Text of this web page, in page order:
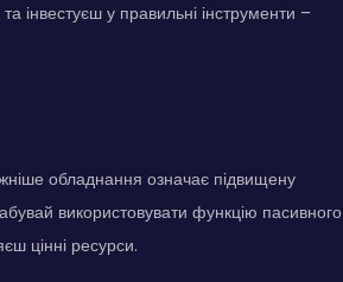
інвестуєш у правильні інструменти –
обладнання означає підвищену
використовувати функцію пасивного
цінні ресурси.